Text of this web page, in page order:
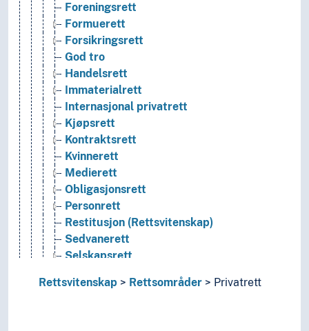
Foreningsrett
Formuerett
Forsikringsrett
God tro
Handelsrett
Immaterialrett
Internasjonal privatrett
Kjøpsrett
Kontraktsrett
Kvinnerett
Medierett
Obligasjonsrett
Personrett
Restitusjon (Rettsvitenskap)
Sedvanerett
Selskapsrett
Tingsrett
Rettsvitenskap Rettsområder Privatrett